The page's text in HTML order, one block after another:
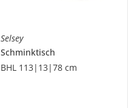
Selsey
Schminktisch
BHL 113|13|78 cm